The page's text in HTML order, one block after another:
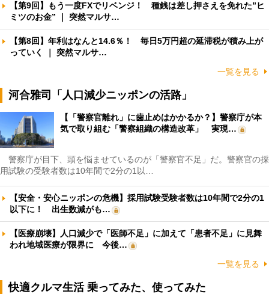
【第9回】もう一度FXでリベンジ！ 種銭は差し押さえを免れた”ヒ
ミツのお金” ｜ 突然マルサ…
【第8回】年利はなんと14.6％！ 毎日5万円超の延滞税が積み上が
っていく ｜ 突然マルサ…
一覧を見る
河合雅司「人口減少ニッポンの活路」
【「警察官離れ」に歯止めはかかるか？】警察庁が本
気で取り組む「警察組織の構造改革」 実現…
警察庁が目下、頭を悩ませているのが「警察官不足」だ。警察官の採
用試験の受験者数は10年間で2分の1以…
【安全・安心ニッポンの危機】採用試験受験者数は10年間で2分の1
以下に！ 出生数減がも…
【医療崩壊】人口減少で「医師不足」に加えて「患者不足」に見舞
われ地域医療が限界に 今後…
一覧を見る
快適クルマ生活 乗ってみた、使ってみた